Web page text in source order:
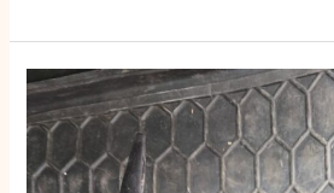
Rusland
vuurt
meer
dan
honderd